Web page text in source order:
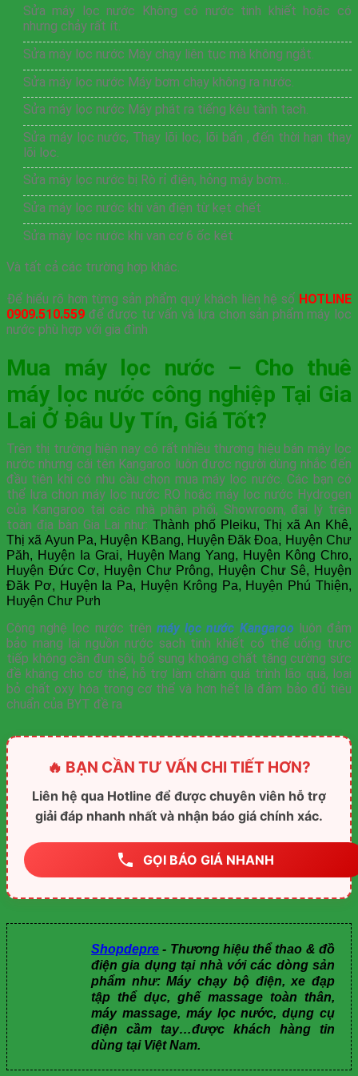
Sửa máy lọc nước Không có nước tinh khiết hoặc có
nhưng chảy rất ít.
Sửa máy lọc nước Máy chạy liên tục mà không ngắt.
Sửa máy lọc nước Máy bơm chạy không ra nước.
Sửa máy lọc nước Máy phát ra tiếng kêu tành tạch.
Sửa máy lọc nước, Thay lõi lọc, lõi bẩn , đến thời hạn thay
lõi lọc.
Sửa máy lọc nước bị Rò rỉ điện, hỏng máy bơm…
Sửa máy lọc nước khi vân điện từ kẹt chết
Sửa máy lọc nước khi van cơ 6 ốc két
Và tất cả các trường hợp khác.
Để hiểu rõ hơn từng sản phẩm quý khách liên hệ số HOTLINE
0909.510.559 để được tư vấn và lựa chọn sản phẩm máy lọc
nước phù hợp với gia đình
Mua máy lọc nước – Cho thuê
máy lọc nước công nghiệp Tại Gia
Lai Ở Đâu Uy Tín, Giá Tốt?
Trên thị trường hiện nay có rất nhiều thương hiệu bán máy lọc
nước nhưng cái tên Kangaroo luôn được người dùng nhắc đến
đầu tiên khi có nhu cầu chọn mua máy lọc nước. Các bạn có
thể lựa chọn máy lọc nước RO hoặc máy lọc nước Hydrogen
của Kangaroo tại các nhà phân phối, Showroom, đại lý trên
toàn địa bàn Gia Lai như: Thành phố Pleiku, Thị xã An Khê,
Thị xã Ayun Pa, Huyện KBang, Huyện Đăk Đoa, Huyện Chư
Păh, Huyện Ia Grai, Huyện Mang Yang, Huyện Kông Chro,
Huyện Đức Cơ, Huyện Chư Prông, Huyện Chư Sê, Huyện
Đăk Pơ, Huyện Ia Pa, Huyện Krông Pa, Huyện Phú Thiện,
Huyện Chư Pưh
Công nghệ lọc nước trên máy lọc nước Kangaroo luôn đảm
bảo mang lại nguồn nước sạch tinh khiết có thể uống trực
tiếp không cần đun sôi, bổ sung khoáng chất tăng cường sức
đề kháng cho cơ thể, hỗ trợ làm chậm quá trình lão quá, loại
bỏ chất oxy hóa trong cơ thể và hơn hết là đảm bảo đủ tiêu
chuẩn của BYT đề ra
🔥 BẠN CẦN TƯ VẤN CHI TIẾT HƠN?
Liên hệ qua Hotline để được chuyên viên hỗ trợ
giải đáp nhanh nhất và nhận báo giá chính xác.
GỌI BÁO GIÁ NHANH
Shopdepre - Thương hiệu thể thao & đồ
điện gia dụng tại nhà với các dòng sản
phẩm như: Máy chạy bộ điện, xe đạp
tập thể dục, ghế massage toàn thân,
máy massage, máy lọc nước, dụng cụ
điện cầm tay…được khách hàng tin
dùng tại Việt Nam.